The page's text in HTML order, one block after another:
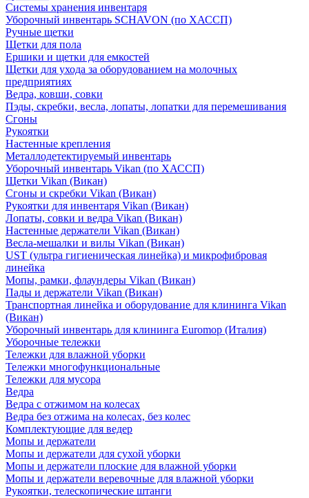
Системы хранения инвентаря
Уборочный инвентарь SCHAVON (по ХАССП)
Ручные щетки
Щетки для пола
Ершики и щетки для емкостей
Щетки для ухода за оборудованием на молочных
предприятиях
Ведра, ковши, совки
Пэды, скребки, весла, лопаты, лопатки для перемешивания
Сгоны
Рукоятки
Настенные крепления
Металлодетектируемый инвентарь
Уборочный инвентарь Vikan (по ХАССП)
Щетки Vikan (Викан)
Сгоны и скребки Vikan (Викан)
Рукоятки для инвентаря Vikan (Викан)
Лопаты, совки и ведра Vikan (Викан)
Настенные держатели Vikan (Викан)
Весла-мешалки и вилы Vikan (Викан)
UST (ультра гигиеническая линейка) и микрофибровая
линейка
Мопы, рамки, флаундеры Vikan (Викан)
Пады и держатели Vikan (Викан)
Транспортная линейка и оборудование для клининга Vikan
(Викан)
Уборочный инвентарь для клининга Euromop (Италия)
Уборочные тележки
Тележки для влажной уборки
Тележки многофункциональные
Тележки для мусора
Ведра
Ведра с отжимом на колесах
Ведра без отжима на колесах, без колес
Комплектующие для ведер
Мопы и держатели
Мопы и держатели для сухой уборки
Мопы и держатели плоские для влажной уборки
Мопы и держатели веревочные для влажной уборки
Рукоятки, телескопические штанги